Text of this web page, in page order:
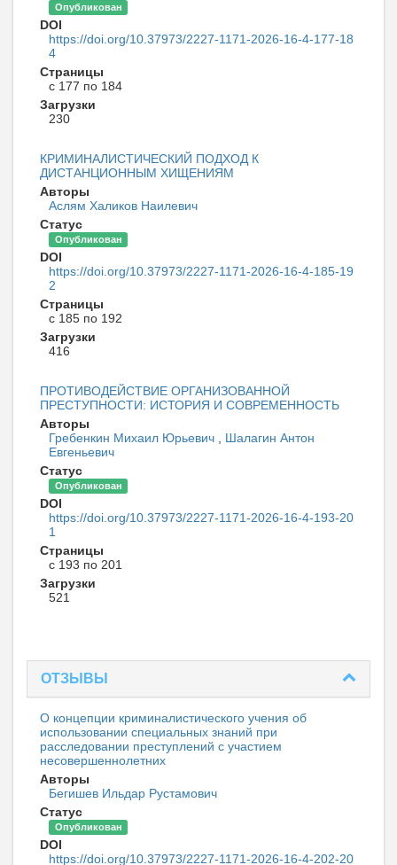
Опубликован
DOI
https://doi.org/10.37973/2227-1171-2026-16-4-177-18
4
Страницы
с 177 по 184
Загрузки
230
КРИМИНАЛИСТИЧЕСКИЙ ПОДХОД К
ДИСТАНЦИОННЫМ ХИЩЕНИЯМ
Авторы
Аслям Халиков Наилевич
Статус
Опубликован
DOI
https://doi.org/10.37973/2227-1171-2026-16-4-185-19
2
Страницы
с 185 по 192
Загрузки
416
ПРОТИВОДЕЙСТВИЕ ОРГАНИЗОВАННОЙ
ПРЕСТУПНОСТИ: ИСТОРИЯ И СОВРЕМЕННОСТЬ
Авторы
Гребенкин Михаил Юрьевич
Шалагин Антон
Евгеньевич
Статус
Опубликован
DOI
https://doi.org/10.37973/2227-1171-2026-16-4-193-20
1
Страницы
с 193 по 201
Загрузки
521
ОТЗЫВЫ
О концепции криминалистического учения об
использовании специальных знаний при
расследовании преступлений с участием
несовершеннолетних
Авторы
Бегишев Ильдар Рустамович
Статус
Опубликован
DOI
https://doi.org/10.37973/2227-1171-2026-16-4-202-20